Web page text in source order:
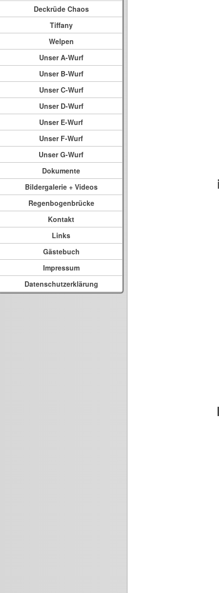
Deckrüde Chaos
Tiffany
Welpen
Unser A-Wurf
Unser B-Wurf
Unser C-Wurf
Unser D-Wurf
Unser E-Wurf
Unser F-Wurf
Unser G-Wurf
Dokumente
Bildergalerie + Videos
Regenbogenbrücke
Kontakt
Links
Gästebuch
Impressum
Datenschutzerklärung